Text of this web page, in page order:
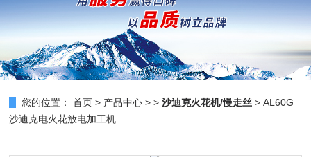
您的位置： 首页 > 产品中心 > >沙迪克火花机/慢走丝 > AL60G
沙迪克电火花放电加工机